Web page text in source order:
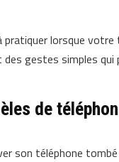
lorsque votre
des gestes simples qui
de
son téléphone tombé